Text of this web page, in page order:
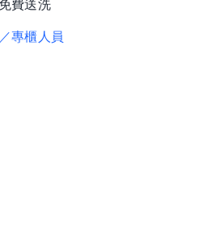
費送洗
專櫃人員